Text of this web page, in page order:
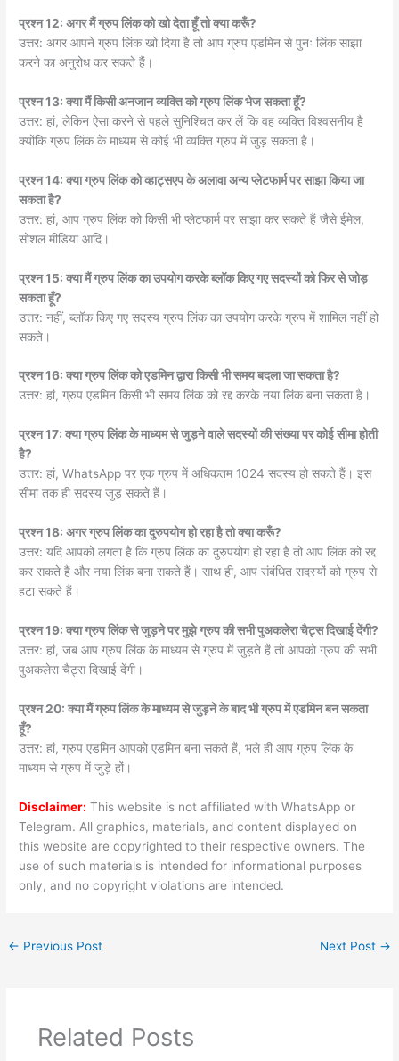
प्रश्न 12: अगर मैं ग्रुप लिंक को खो देता हूँ तो क्या करूँ?
उत्तर: अगर आपने ग्रुप लिंक खो दिया है तो आप ग्रुप एडमिन से पुनः लिंक साझा
करने का अनुरोध कर सकते हैं।
प्रश्न 13: क्या मैं किसी अनजान व्यक्ति को ग्रुप लिंक भेज सकता हूँ?
उत्तर: हां, लेकिन ऐसा करने से पहले सुनिश्चित कर लें कि वह व्यक्ति विश्वसनीय है
क्योंकि ग्रुप लिंक के माध्यम से कोई भी व्यक्ति ग्रुप में जुड़ सकता है।
प्रश्न 14: क्या ग्रुप लिंक को व्हाट्सएप के अलावा अन्य प्लेटफार्म पर साझा किया जा
सकता है?
उत्तर: हां, आप ग्रुप लिंक को किसी भी प्लेटफार्म पर साझा कर सकते हैं जैसे ईमेल,
सोशल मीडिया आदि।
प्रश्न 15: क्या मैं ग्रुप लिंक का उपयोग करके ब्लॉक किए गए सदस्यों को फिर से जोड़
सकता हूँ?
उत्तर: नहीं, ब्लॉक किए गए सदस्य ग्रुप लिंक का उपयोग करके ग्रुप में शामिल नहीं हो
सकते।
प्रश्न 16: क्या ग्रुप लिंक को एडमिन द्वारा किसी भी समय बदला जा सकता है?
उत्तर: हां, ग्रुप एडमिन किसी भी समय लिंक को रद्द करके नया लिंक बना सकता है।
प्रश्न 17: क्या ग्रुप लिंक के माध्यम से जुड़ने वाले सदस्यों की संख्या पर कोई सीमा होती
है?
उत्तर: हां, WhatsApp पर एक ग्रुप में अधिकतम 1024 सदस्य हो सकते हैं। इस
सीमा तक ही सदस्य जुड़ सकते हैं।
प्रश्न 18: अगर ग्रुप लिंक का दुरुपयोग हो रहा है तो क्या करूँ?
उत्तर: यदि आपको लगता है कि ग्रुप लिंक का दुरुपयोग हो रहा है तो आप लिंक को रद्द
कर सकते हैं और नया लिंक बना सकते हैं। साथ ही, आप संबंधित सदस्यों को ग्रुप से
हटा सकते हैं।
प्रश्न 19: क्या ग्रुप लिंक से जुड़ने पर मुझे ग्रुप की सभी पुअकलेरा चैट्स दिखाई देंगी?
उत्तर: हां, जब आप ग्रुप लिंक के माध्यम से ग्रुप में जुड़ते हैं तो आपको ग्रुप की सभी
पुअकलेरा चैट्स दिखाई देंगी।
प्रश्न 20: क्या मैं ग्रुप लिंक के माध्यम से जुड़ने के बाद भी ग्रुप में एडमिन बन सकता
हूँ?
उत्तर: हां, ग्रुप एडमिन आपको एडमिन बना सकते हैं, भले ही आप ग्रुप लिंक के
माध्यम से ग्रुप में जुड़े हों।
Disclaimer: This website is not affiliated with WhatsApp or
Telegram. All graphics, materials, and content displayed on
this website are copyrighted to their respective owners. The
use of such materials is intended for informational purposes
only, and no copyright violations are intended.
← Previous Post Next Post →
Related Posts